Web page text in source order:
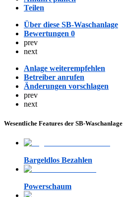
Teilen
Über diese SB-Waschanlage
Bewertungen 0
prev
next
Anlage weiterempfehlen
Betreiber anrufen
Änderungen vorschlagen
prev
next
Wesentliche Features der SB-Waschanlage
Bargeldlos Bezahlen
Powerschaum